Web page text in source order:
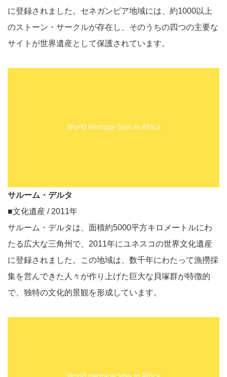
に登録されました。セネガンビア地域には、約1000以上
のストーン・サークルが存在し、そのうちの四つの主要な
サイトが世界遺産として保護されています。
サルーム・デルタ
■文化遺産 / 2011年
サルーム・デルタは、面積約5000平方キロメートルにわ
たる広大な三角州で、2011年にユネスコの世界文化遺産
に登録されました。この地域は、数千年にわたって漁撈採
集を営んできた人々が作り上げた巨大な貝塚群が特徴的
で、独特の文化的景観を形成しています。